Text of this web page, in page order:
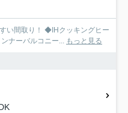
い間取り！ ◆IHクッキングヒー
ナーバルコニー...
もっと見る